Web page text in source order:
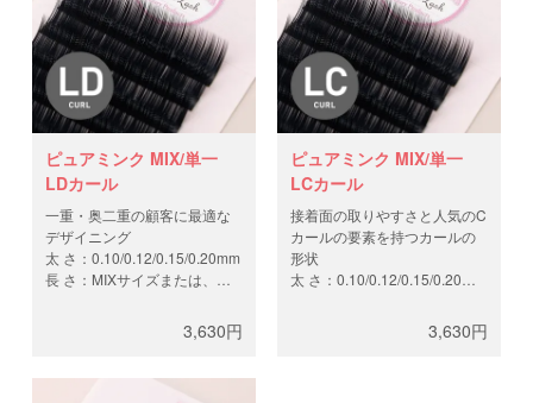
ピュアミンク MIX/単一
LDカール
一重・奥二重の顧客に最適な
デザイニング
太 さ：0.10/0.12/0.15/0.20mm
長 さ：MIXサイズまたは、
本 数：12列（約4,4003,630円
ピュアミンク MIX/単一
LCカール
接着面の取りやすさと人気のC
カールの要素を持つカールの
形状
太 さ：0.10/0.12/0.15/0.20mm
本 数：12列（約4,400
3,630円